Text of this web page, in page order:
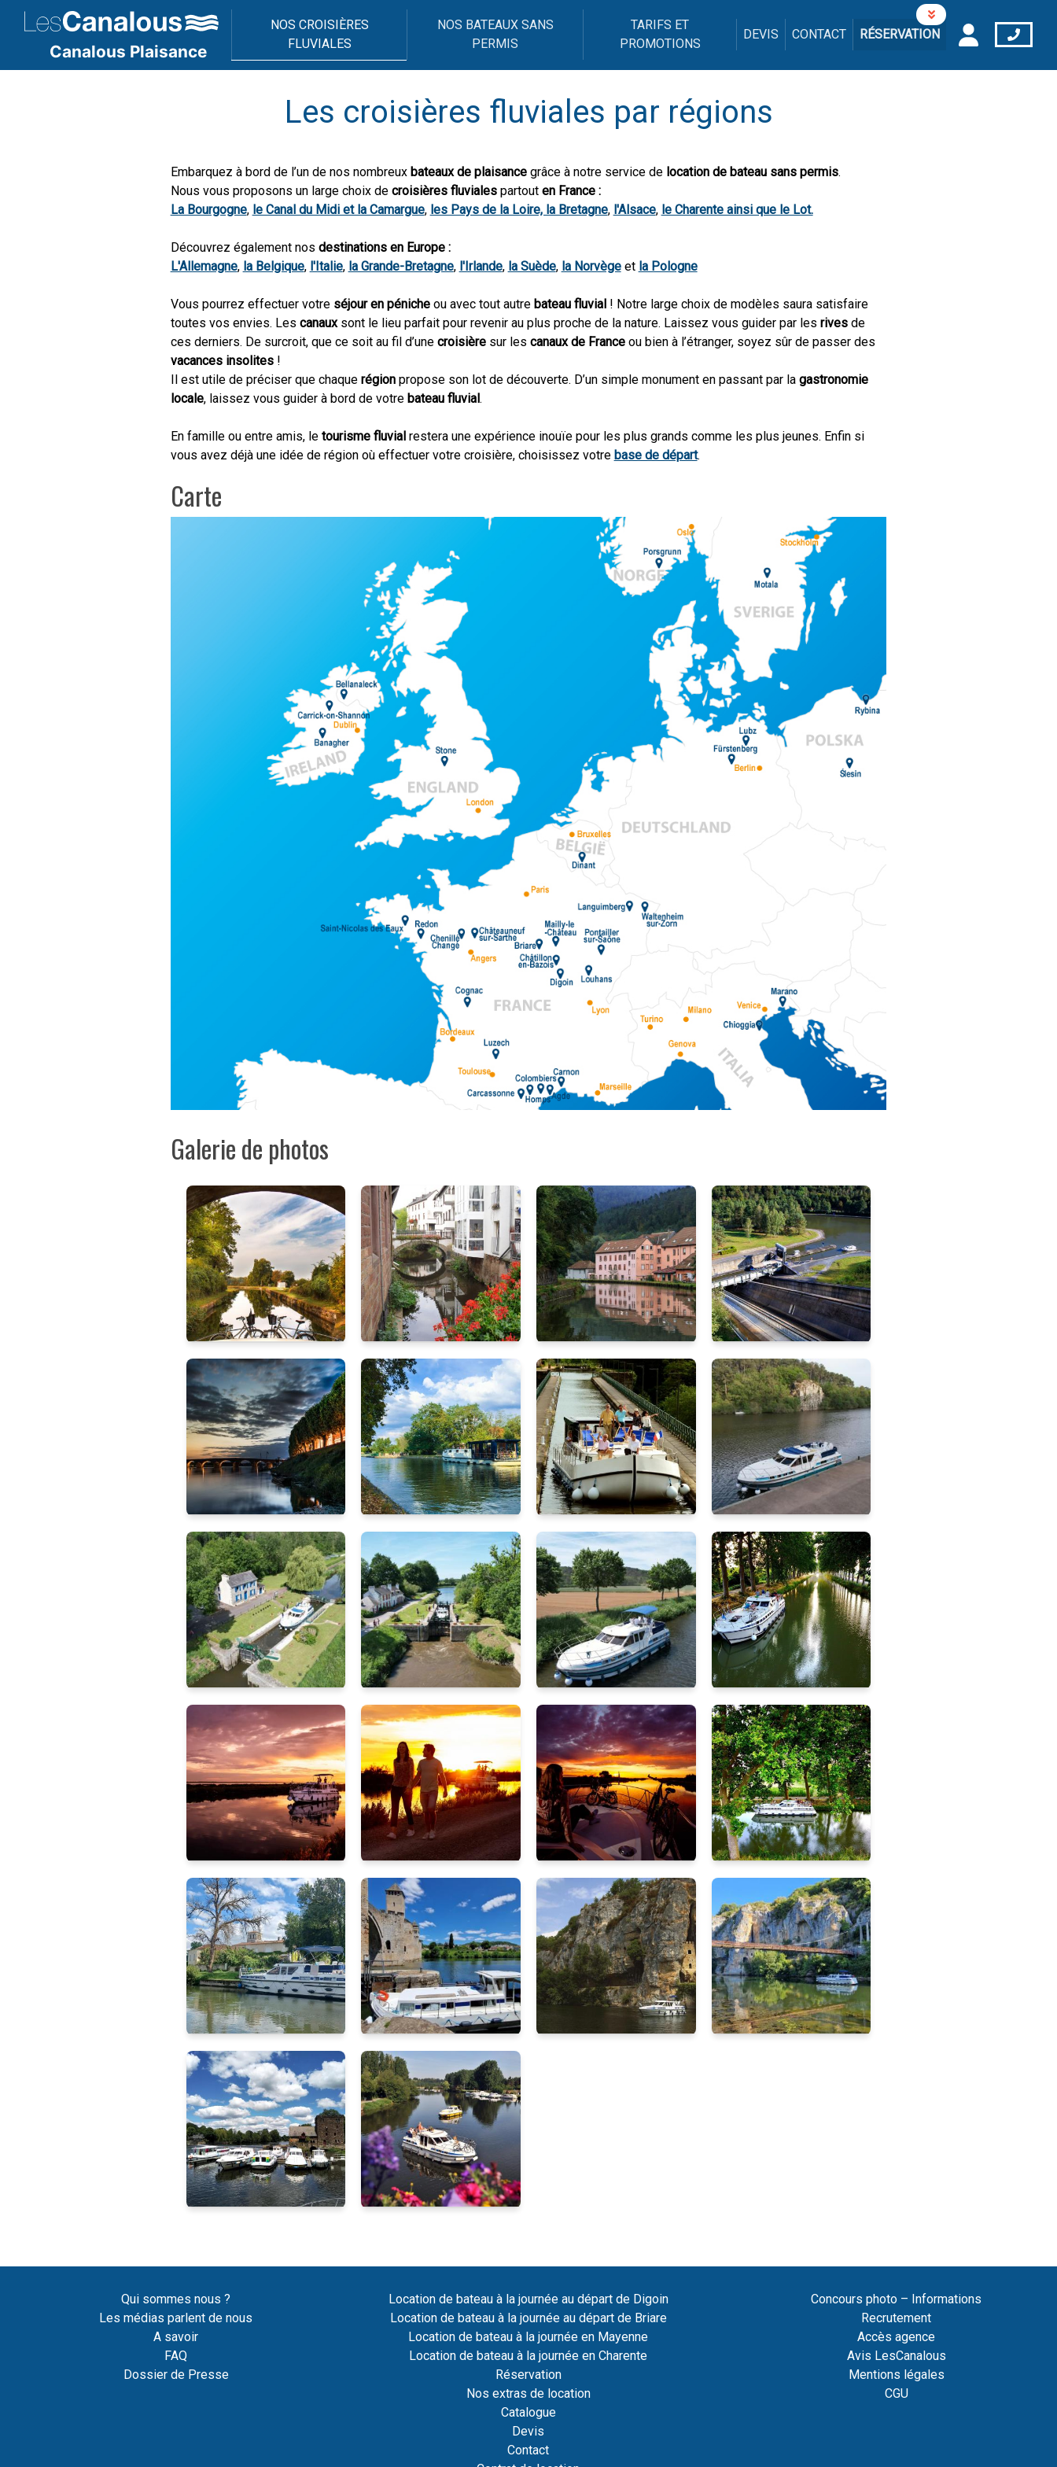
Canalous Plaisance
NOS CROISIÈRES
FLUVIALES
NOS BATEAUX SANS
PERMIS
TARIFS ET
PROMOTIONS
DEVIS CONTACT RÉSERVATION
Les croisières fluviales par régions
Embarquez à bord de l’un de nos nombreux bateaux de plaisancegrâce à notre service de location de bateau sans permis.
Nous vous proposons un large choix de croisières fluvialespartout en France :
La Bourgogne, le Canal du Midi et la Camargue, les Pays de la Loire, la Bretagne, l'Alsace, le Charente ainsi que le Lot.
Découvrez également nos destinations en Europe :
L'Allemagne, la Belgique, l'Italie, la Grande-Bretagne, l'Irlande, la Suède, la Norvègeet la Pologne
Vous pourrez effectuer votre séjour en péniche ou avec tout autre bateau fluvial ! Notre large choix de modèles saura satisfaire
toutes vos envies. Les canauxsont le lieu parfait pour revenir au plus proche de la nature. Laissez vous guider par les rivesde
ces derniers. De surcroit, que ce soit au fil d’une croisièresur les canaux de Franceou bien à l’étranger, soyez sûr de passer des
vacances insolites!
Il est utile de préciser que chaque régionpropose son lot de découverte. D’un simple monument en passant par la gastronomie
locale, laissez vous guider à bord de votre bateau fluvial.
En famille ou entre amis, le tourisme fluvial restera une expérience inouïe pour les plus grands comme les plus jeunes. Enfin si
vous avez déjà une idée de région où effectuer votre croisière, choisissez votre base de départ.
Carte
Galerie de photos
Qui sommes nous ?
Les médias parlent de nous
A savoir
FAQ
Dossier de Presse
Location de bateau à la journée au départ de Digoin
Location de bateau à la journée au départ de Briare
Location de bateau à la journée en Mayenne
Location de bateau à la journée en Charente
Réservation
Nos extras de location
Catalogue
Devis
Contact
Concours photo – Informations
Recrutement
Accès agence
Avis LesCanalous
Mentions légales
CGU